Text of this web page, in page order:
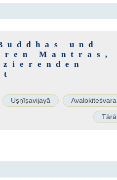
und
Mantras,
Uṣṇīṣavijayā Avalokiteśvara
Tārā